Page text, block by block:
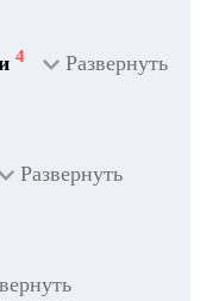
4 Развернуть
Развернуть